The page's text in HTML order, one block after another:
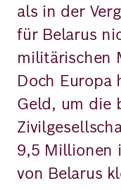
als in der
für Belarus
militärischen
Doch Europa
Geld, um die
9,5 Millionen
von Belarus